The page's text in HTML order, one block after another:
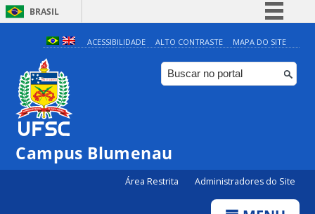
BRASIL
Simplifique!
Comunica BR
Participe
ACESSIBILIDADE ALTO CONTRASTE MAPA DO SITE
Campus Blumenau
Área Restrita Administradores do Site